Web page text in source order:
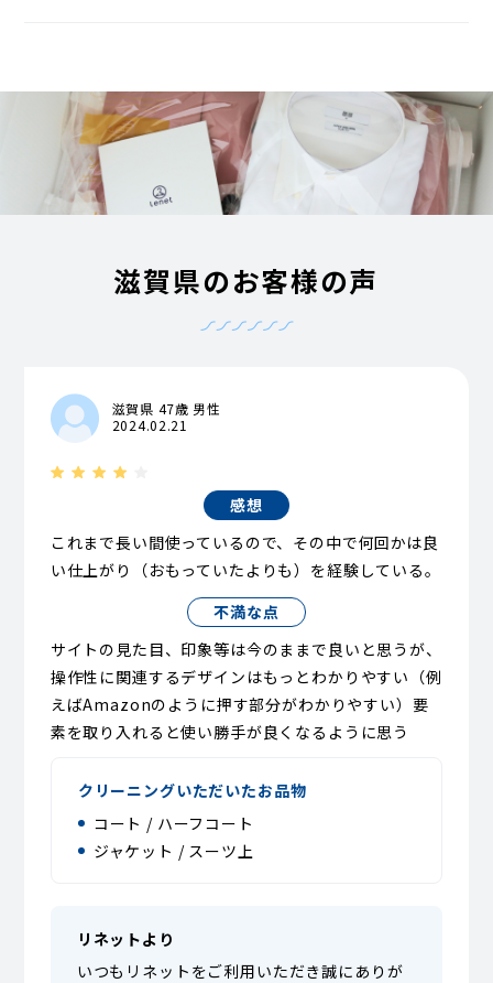
滋賀県のお客様の声
滋賀県 47歳 男性
2024.02.21
感想
これまで長い間使っているので、その中で何回かは良
い仕上がり（おもっていたよりも）を経験している。
不満な点
サイトの見た目、印象等は今のままで良いと思うが、
操作性に関連するデザインはもっとわかりやすい（例
えばAmazonのように押す部分がわかりやすい）要
素を取り入れると使い勝手が良くなるように思う
クリーニングいただいたお品物
コート / ハーフコート
ジャケット / スーツ上
リネットより
いつもリネットをご利用いただき誠にありが